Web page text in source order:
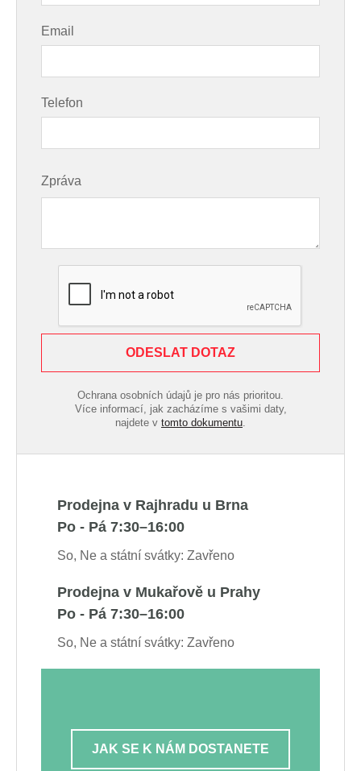
Email
Telefon
Zpráva
ODESLAT DOTAZ
Ochrana osobních údajů je pro nás prioritou.
Více informací, jak zacházíme s vašimi daty,
najdete v tomto dokumentu.
Prodejna v Rajhradu u Brna
Po - Pá 7:30–16:00
So, Ne a státní svátky: Zavřeno
Prodejna v Mukařově u Prahy
Po - Pá 7:30–16:00
So, Ne a státní svátky: Zavřeno
JAK SE K NÁM DOSTANETE